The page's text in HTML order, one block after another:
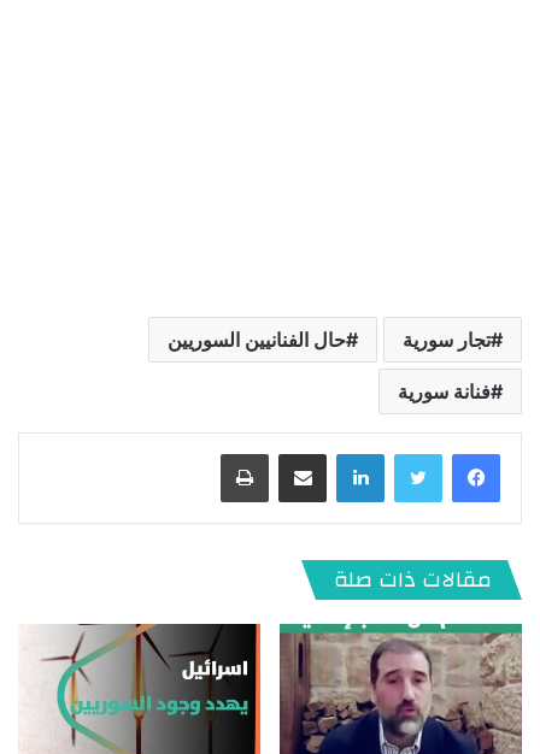
تجار سورية حال الفنانيين السوريين
فنانة سورية
لينكدإن
مقالات ذات صلة